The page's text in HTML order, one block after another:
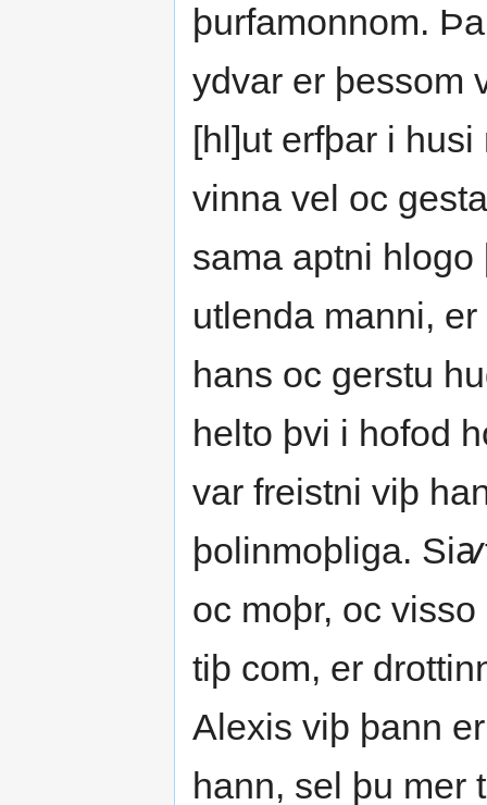
þurfamonnom.
ydvar er þessom
[hl]ut erfþar i
vinna vel oc
sama aptni
utlenda manni,
hans oc gerstu
helto þvi i hofod
var freistni viþ
þolinmoþliga.
oc moþr, oc
tiþ com, er
Alexis viþ þann
hann, sel þu mer